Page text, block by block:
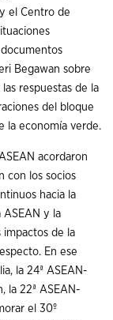
el Centro de
documentos
Begawan sobre
respuestas de la
del bloque
la economía verde.
acordaron
con los socios
hacia la
ASEAN y la
impactos de la
En ese
la 24ª ASEAN-
la 22ª ASEAN-
el 30º